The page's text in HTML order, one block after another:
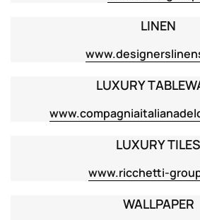
LINEN
LUXURY
LUXURY TILES
www.ricchetti-
WALLPAPER